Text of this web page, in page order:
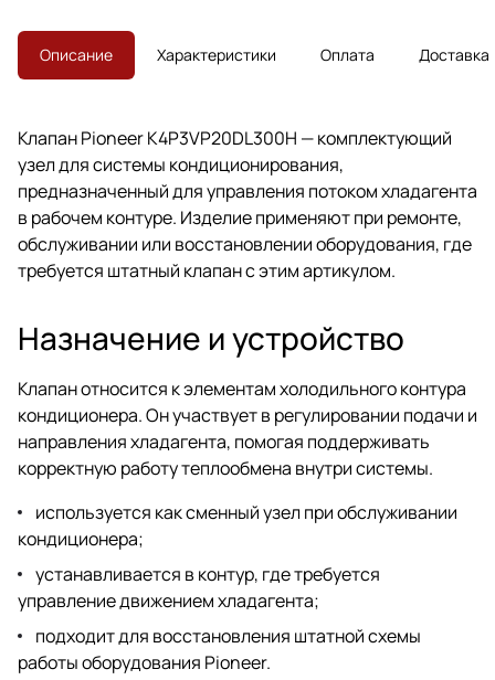
Описание Характеристики Оплата Доставка
Клапан Pioneer K4P3VP20DL300H — комплектующий
узел для системы кондиционирования,
предназначенный для управления потоком хладагента
в рабочем контуре. Изделие применяют при ремонте,
обслуживании или восстановлении оборудования, где
требуется штатный клапан с этим артикулом.
Назначение и устройство
Клапан относится к элементам холодильного контура
кондиционера. Он участвует в регулировании подачи и
направления хладагента, помогая поддерживать
корректную работу теплообмена внутри системы.
используется как сменный узел при обслуживании
кондиционера;
устанавливается в контур, где требуется
управление движением хладагента;
подходит для восстановления штатной схемы
работы оборудования Pioneer.